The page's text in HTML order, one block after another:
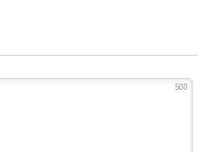
500